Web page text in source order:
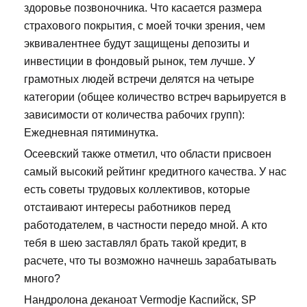
здоровье позвоночника. Что касается размера
страхового покрытия, с моей точки зрения, чем
эквивалентнее будут защищены депозиты и
инвестиции в фондовый рынок, тем лучше. У
грамотных людей встречи делятся на четыре
категории (общее количество встреч варьируется в
зависимости от количества рабочих групп):
Ежедневная пятиминутка.
Осеевский также отметил, что области присвоен
самый высокий рейтинг кредитного качества. У нас
есть советы трудовых коллективов, которые
отстаивают интересы работников перед
работодателем, в частности передо мной. А кто
тебя в шею заставлял брать такой кредит, в
расчете, что ты возможно начнешь зарабатывать
много?
Нандролона деканоат Vermodje Каспийск, SP